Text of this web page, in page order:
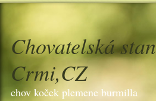
Chovatelská
Crmi,CZ
chov koček plemene burmilla